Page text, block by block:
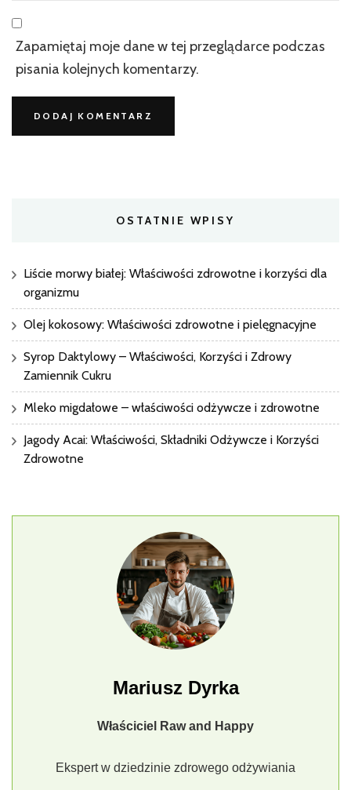
Zapamiętaj moje dane w tej przeglądarce podczas
pisania kolejnych komentarzy.
OSTATNIE WPISY
Liście morwy białej: Właściwości zdrowotne i korzyści dla
organizmu
Olej kokosowy: Właściwości zdrowotne i pielęgnacyjne
Syrop Daktylowy – Właściwości, Korzyści i Zdrowy
Zamiennik Cukru
Mleko migdałowe – właściwości odżywcze i zdrowotne
Jagody Acai: Właściwości, Składniki Odżywcze i Korzyści
Zdrowotne
Mariusz Dyrka
Właściciel Raw and Happy
Ekspert w dziedzinie zdrowego odżywiania